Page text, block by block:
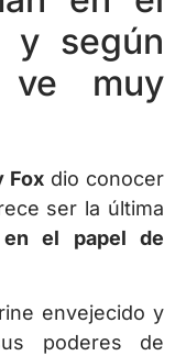
y según
muy
Foxdio conocer
ser la última
en el papel de
envejecido y
poderes de